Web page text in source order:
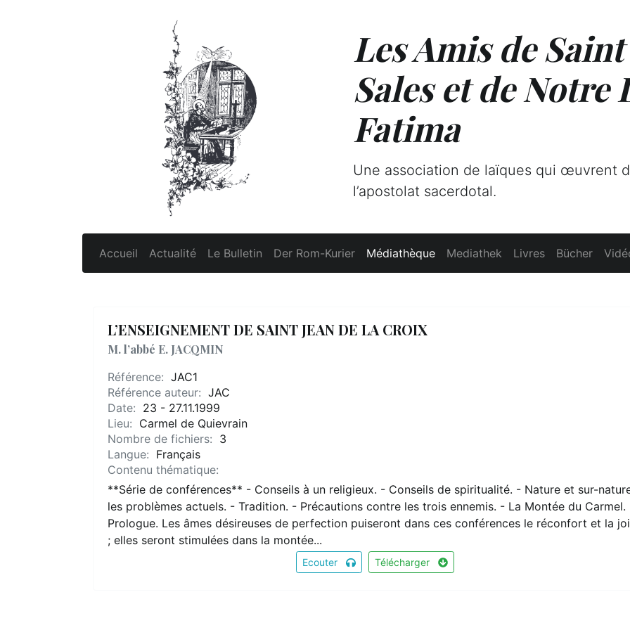
Les Amis de
Sales et de Notre
Fatima
Une association de laïques qui œuvrent
l’apostolat sacerdotal.
Accueil Actualité Le Bulletin Der Rom-Kurier Médiathèque Mediathek Livres Bücher
L’ENSEIGNEMENT DE SAINT JEAN DE LA CROIX
M. l’abbé E. JACQMIN
Référence: JAC1
Référence auteur: JAC
Date: 23 - 27.11.1999
Lieu: Carmel de Quievrain
Nombre de fichiers: 3
Langue: Français
Contenu thématique:
**Série de conférences** - Conseils à un religieux. - Conseils de spiritualité. - Nature et sur-
les problèmes actuels. - Tradition. - Précautions contre les trois ennemis. - La Montée du Carmel.
Prologue. Les âmes désireuses de perfection puiseront dans ces conférences le réconfort et la
; elles seront stimulées dans la montée...
Ecouter Télécharger